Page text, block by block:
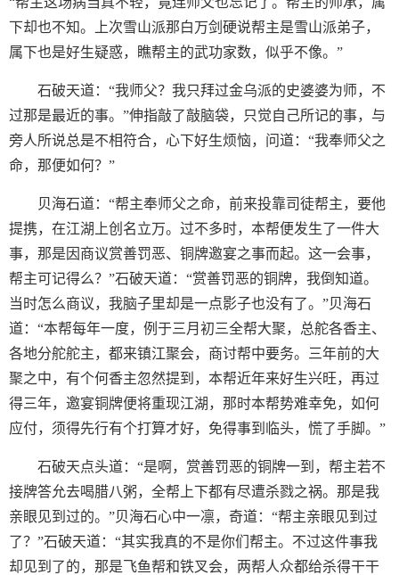
下却也不知。上次雪山派那白万剑硬说帮主是雪山派弟子，
属下也是好生疑惑，瞧帮主的武功家数，似乎不像。”
石破天道：“我师父？我只拜过金乌派的史婆婆为师，不
过那是最近的事。”伸指敲了敲脑袋，只觉自己所记的事，与
旁人所说总是不相符合，心下好生烦恼，问道：“我奉师父之
命，那便如何？”
贝海石道：“帮主奉师父之命，前来投靠司徒帮主，要他
提携，在江湖上创名立万。过不多时，本帮便发生了一件大
事，那是因商议赏善罚恶、铜牌邀宴之事而起。这一会事，
帮主可记得么？”石破天道：“赏善罚恶的铜牌，我倒知道。
当时怎么商议，我脑子里却是一点影子也没有了。”贝海石
道：“本帮每年一度，例于三月初三全帮大聚，总舵各香主、
各地分舵舵主，都来镇江聚会，商讨帮中要务。三年前的大
聚之中，有个何香主忽然提到，本帮近年来好生兴旺，再过
得三年，邀宴铜牌便将重现江湖，那时本帮势难幸免，如何
应付，须得先行有个打算才好，免得事到临头，慌了手脚。”
石破天点头道：“是啊，赏善罚恶的铜牌一到，帮主若不
接牌答允去喝腊八粥，全帮上下都有尽遭杀戮之祸。那是我
亲眼见到过的。”贝海石心中一凛，奇道：“帮主亲眼见到过
了？”石破天道：“其实我真的不是你们帮主。不过这件事我
却见到了的，那是飞鱼帮和铁叉会，两帮人众都给杀得干干